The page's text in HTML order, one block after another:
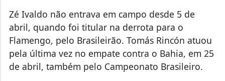
Zé Ivaldo não entrava em campo desde 5 de
abril, quando foi titular na derrota para o
Flamengo, pelo Brasileirão. Tomás Rincón atuou
pela última vez no empate contra o Bahia, em 25
de abril, também pelo Campeonato Brasileiro.